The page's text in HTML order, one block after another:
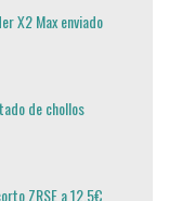
X2 Max enviado
de chollos
ZRSE a 12,5€